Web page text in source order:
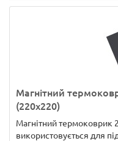
Магнітний
(220х220)
Магнітний термоковрик
використовується для